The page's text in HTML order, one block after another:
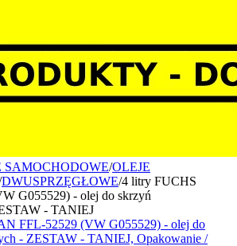
SAMOCHODOWE/OLEJE
DWUSPRZĘGŁOWE/4 litry FUCHS
G055529) - olej do skrzyń
- TANIEJ